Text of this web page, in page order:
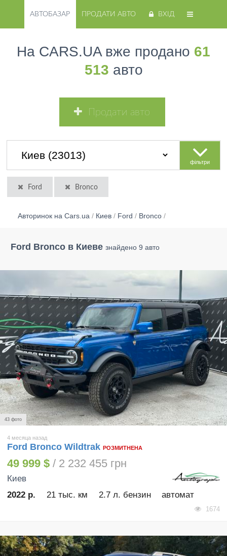
АВТОБАЗАР ПРОДАТИ АВТО ВХІД
На CARS.UA вже продано 61
513 авто
Продати авто
фільтри
Ford Bronco
Авторинок на Cars.ua / Киев / Ford / Bronco /
Ford Bronco в Киеве знайдено 9 авто
43 фото
4 месяца назад
Ford Bronco Wildtrak РОЗМИТНЕНА
49 999 $ / 2 232 455 грн
Киев
2022 р.
21 тыс. км 2.7 л. бензин автомат
1674